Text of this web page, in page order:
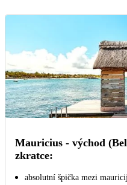
Mauricius - východ
zkratce:
absolutní špička mezi